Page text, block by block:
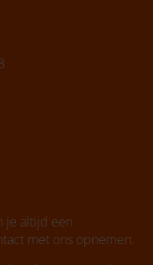
je altijd een
met ons opnemen.